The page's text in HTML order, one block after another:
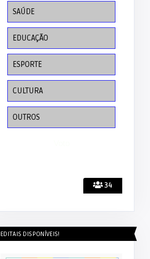
34
SAÚDE
EDUCAÇÃO
ESPORTE
CULTURA
OUTROS
EDITAIS DISPONÍVEIS!